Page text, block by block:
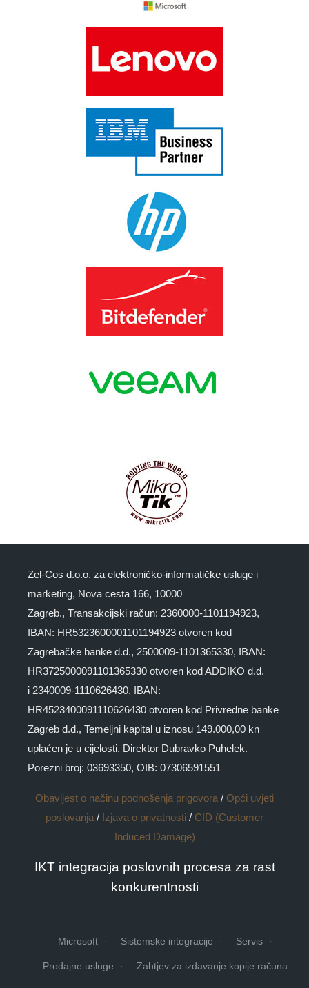
Zel-Cos d.o.o. za elektroničko-informatičke usluge i
marketing, Nova cesta 166, 10000
Zagreb., Transakcijski račun: 2360000-1101194923,
IBAN: HR5323600001101194923 otvoren kod
Zagrebačke banke d.d., 2500009-1101365330, IBAN:
HR3725000091101365330 otvoren kod ADDIKO d.d.
i 2340009-1110626430, IBAN:
HR4523400091110626430 otvoren kod Privredne banke
Zagreb d.d., Temeljni kapital u iznosu 149.000,00 kn
uplaćen je u cijelosti. Direktor Dubravko Puhelek.
Porezni broj: 03693350, OIB: 07306591551
Obavijest o načinu podnošenja prigovora / Opći uvjeti
poslovanja / Izjava o privatnosti / CID (Customer
Induced Damage)
IKT integracija poslovnih procesa za rast
konkurentnosti
Microsoft Sistemske integracije Servis
Prodajne usluge Zahtjev za izdavanje kopije računa